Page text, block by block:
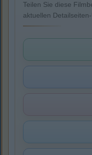
Teilen Sie diese
aktuellen